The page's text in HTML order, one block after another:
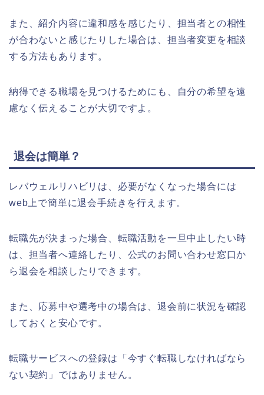
また、紹介内容に違和感を感じたり、担当者との相性
が合わないと感じたりした場合は、担当者変更を相談
する方法もあります。
納得できる職場を見つけるためにも、自分の希望を遠
慮なく伝えることが大切ですよ。
退会は簡単？
レバウェルリハビリは、必要がなくなった場合には
web上で簡単に退会手続きを行えます。
転職先が決まった場合、転職活動を一旦中止したい時
は、担当者へ連絡したり、公式のお問い合わせ窓口か
ら退会を相談したりできます。
また、応募中や選考中の場合は、退会前に状況を確認
しておくと安心です。
転職サービスへの登録は「今すぐ転職しなければなら
ない契約」ではありません。